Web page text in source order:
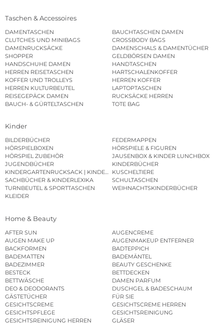
Taschen & Accessoires
DAMENTASCHEN
BAUCHTASCHEN DAMEN
CLUTCHES UND MINIBAGS
CROSSBODY BAGS
DAMENRUCKSÄCKE
DAMENSCHALS & DAMENTÜCHER
SHOPPER
GELDBÖRSEN DAMEN
HANDSCHUHE DAMEN
HANDTASCHEN
HERREN REISETASCHEN
HARTSCHALENKOFFER
KOFFER UND TROLLEYS
HERREN KOFFER
HERREN KULTURBEUTEL
LAPTOPTASCHEN
REISEGEPÄCK DAMEN
RUCKSÄCKE HERREN
BAUCH- & GÜRTELTASCHEN
TOTE BAG
Kinder
BILDERBÜCHER
FEDERMAPPEN
HÖRSPIELBOXEN
HÖRSPIELE & FIGUREN
HÖRSPIEL ZUBEHÖR
JAUSENBOX & KINDER LUNCHBOX
JUGENDBÜCHER
KINDERBÜCHER
KINDERGARTENRUCKSACK | KINDERGARTENBEUTEL
KUSCHELTIERE
SACHBÜCHER & KINDERLEXIKA
SCHULTASCHEN
TURNBEUTEL & SPORTTASCHEN
WEIHNACHTSKINDERBÜCHER
KLEIDER
Home & Beauty
AFTER SUN
AUGENCREME
AUGEN MAKE UP
AUGENMAKEUP ENTFERNER
BACKFORMEN
BADTEPPICH
BADEMATTEN
BADEMÄNTEL
BADEZIMMER
BEAUTY GESCHENKE
BESTECK
BETTDECKEN
BETTWÄSCHE
DAMEN PARFUM
DEO & DEODORANTS
DUSCHGEL & BADESCHAUM
GÄSTETÜCHER
FÜR SIE
GESICHTSCREME
GESICHTSCREME HERREN
GESICHTSPFLEGE
GESICHTSREINIGUNG
GESICHTSREINIGUNG HERREN
GLÄSER